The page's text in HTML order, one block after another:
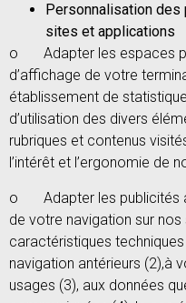
Personnalisation
sites et applications
o Adapter les espaces
d’affichage de votre
établissement de
d’utilisation des divers
rubriques et contenus
l’intérêt et l’ergonomie de
o Adapter les publicités
de votre navigation sur
caractéristiques
navigation antérieurs (2),à
usages (3), aux données